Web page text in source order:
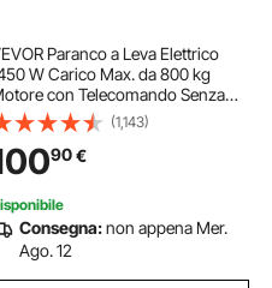
Paranco a Leva Elettrico
W Carico Max. da 800 kg
con Telecomando Senza
Distanza da 10m, Paranco
a Leva per Sollevamento
Velocità 10 m/min Altezza
(1,143)
90€
Consegna:non appena Mer.
Ago. 12